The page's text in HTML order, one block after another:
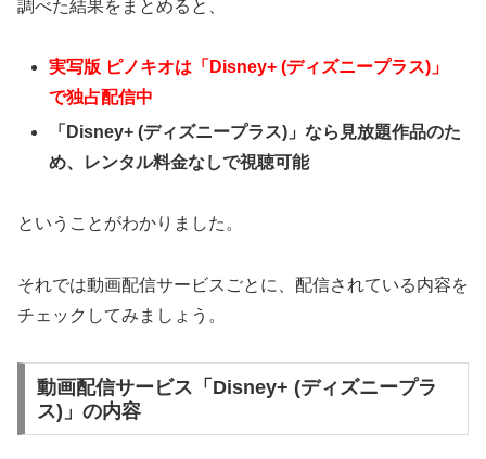
調べた結果をまとめると、
実写版 ピノキオは「Disney+ (ディズニープラス)」
で独占配信中
「Disney+ (ディズニープラス)」なら見放題作品のた
め、レンタル料金なしで視聴可能
ということがわかりました。
それでは動画配信サービスごとに、配信されている内容を
チェックしてみましょう。
動画配信サービス「Disney+ (ディズニープラ
ス)」の内容